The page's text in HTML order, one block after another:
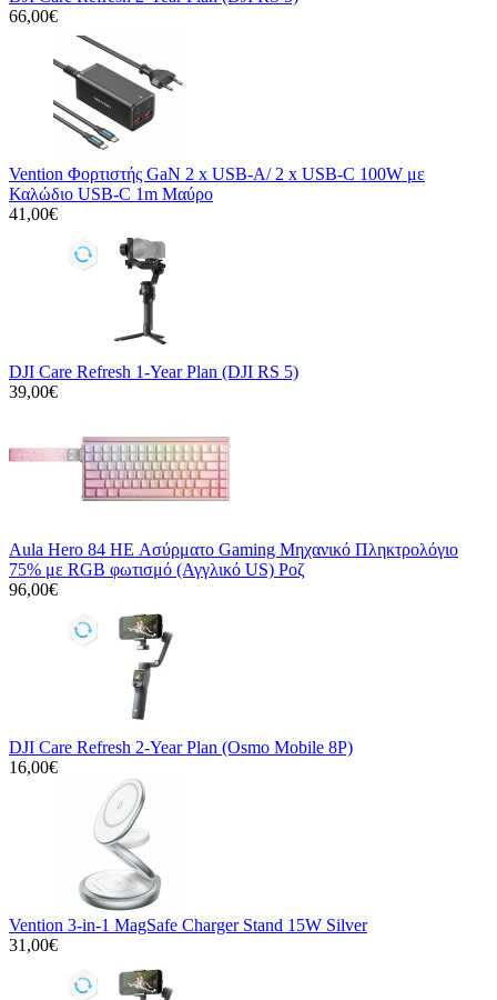
66,00€
Vention Φορτιστής GaN 2 x USB-A/ 2 x USB-C 100W με
Καλώδιο USB-C 1m Μαύρο
41,00€
DJI Care Refresh 1-Year Plan (DJI RS 5)
39,00€
Aula Hero 84 HE Ασύρματο Gaming Μηχανικό Πληκτρολόγιο
75% με RGB φωτισμό (Αγγλικό US) Ροζ
96,00€
DJI Care Refresh 2-Year Plan (Osmo Mobile 8P)
16,00€
Vention 3-in-1 MagSafe Charger Stand 15W Silver
31,00€